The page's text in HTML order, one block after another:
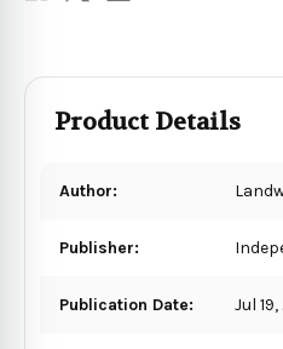
Product Details
Author:
Publisher:
Publication Date: Jul 19,